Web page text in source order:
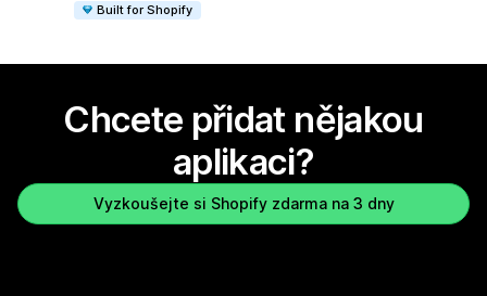
Built for Shopify
Chcete přidat nějakou
aplikaci?
Vyzkoušejte si Shopify zdarma na 3 dny